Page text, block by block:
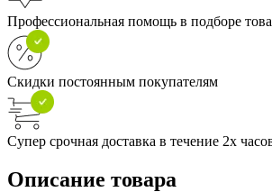
Профессиональная помощь в подборе
Скидки постоянным покупателям
Супер срочная доставка в течение 2х
Описание товара